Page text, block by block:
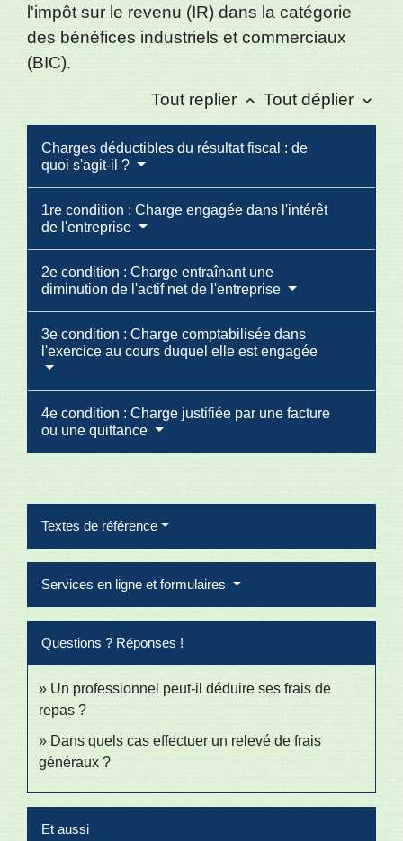
l'impôt sur le revenu (IR) dans la catégorie
des bénéfices industriels et commerciaux
(BIC).
Tout replier keyboard_arrow_up Tout déplier keyboard_arrow_down
Charges déductibles du résultat fiscal : de
quoi s'agit-il ?
1re condition : Charge engagée dans l'intérêt
de l'entreprise
2e condition : Charge entraînant une
diminution de l'actif net de l'entreprise
3e condition : Charge comptabilisée dans
l'exercice au cours duquel elle est engagée
4e condition : Charge justifiée par une facture
ou une quittance
Textes de référence
Services en ligne et formulaires
Questions ? Réponses !
Un professionnel peut-il déduire ses frais de
repas ?
Dans quels cas effectuer un relevé de frais
généraux ?
Et aussi